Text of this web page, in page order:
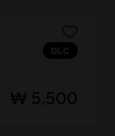
DLC
₩ 5,500